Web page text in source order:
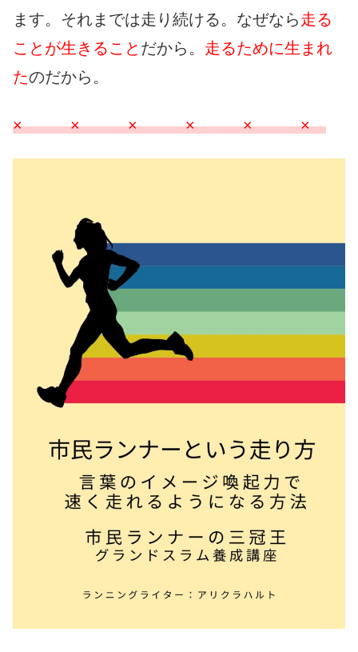
ます。それまでは走り続ける。なぜなら走る
ことが生きること だから。 走るために生まれ
たのだから。
× × × × × ×